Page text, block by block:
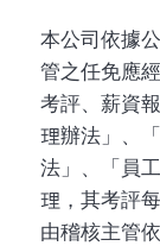
本公司依據
管之任免應
考評、薪資
理辦法」、
法」、「員
理，其考評
由稽核主管